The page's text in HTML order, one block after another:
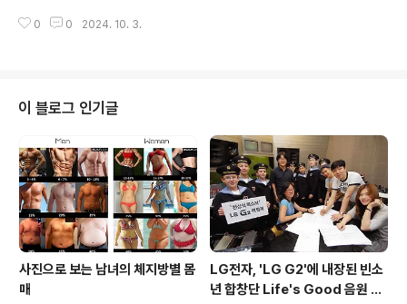
B로 확인되고 있으며, 엑시노스 1580과 8GB RAM, 안드
성되어 있으며, 2.91Ghz 고성능 코어 * 1, 2.6Ghz 성
능 코어 * 3, 1.95Ghz 효율 코어 4개와 향상된 게임 성능
을 갖춘 새로운 GPU로 구성된 것이 특징입니다. 출처 : Sa
mMobile
0 0 2024. 10. 3.
이 블로그 인기글
사진으로 보는 남녀의 체지방별 몸
매
LG전자, 'LG G2'에 내장된 빈소
년 합창단 Life's Good 음원 공